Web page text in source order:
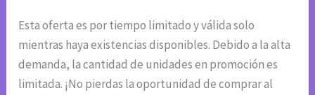
Esta oferta es por tiempo limitado y válida solo
mientras haya existencias disponibles. Debido a la alta
demanda, la cantidad de unidades en promoción es
limitada. ¡No pierdas la oportunidad de comprar al